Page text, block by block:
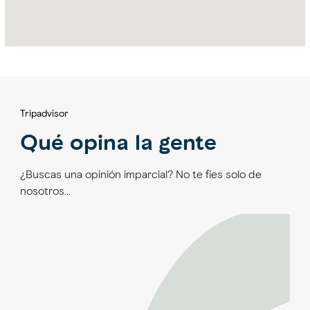
Tripadvisor
Qué opina la gente
¿Buscas una opinión imparcial? No te fíes solo de
nosotros…